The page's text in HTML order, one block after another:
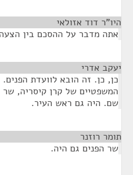
היו"ר דוד אזולאי
אתה מדבר על ההסכם בין
יעקב אדרי
כן, כן. זה הובא לוועדת
המשפטיים של קרן קיסריה, שר
שם. היה גם ראש העיר.
תומר רוזנר
שר הפנים גם היה.